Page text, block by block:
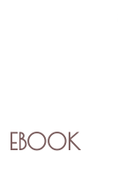
EBOOK